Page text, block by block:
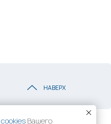
НАВЕРХ
cookiesВашего